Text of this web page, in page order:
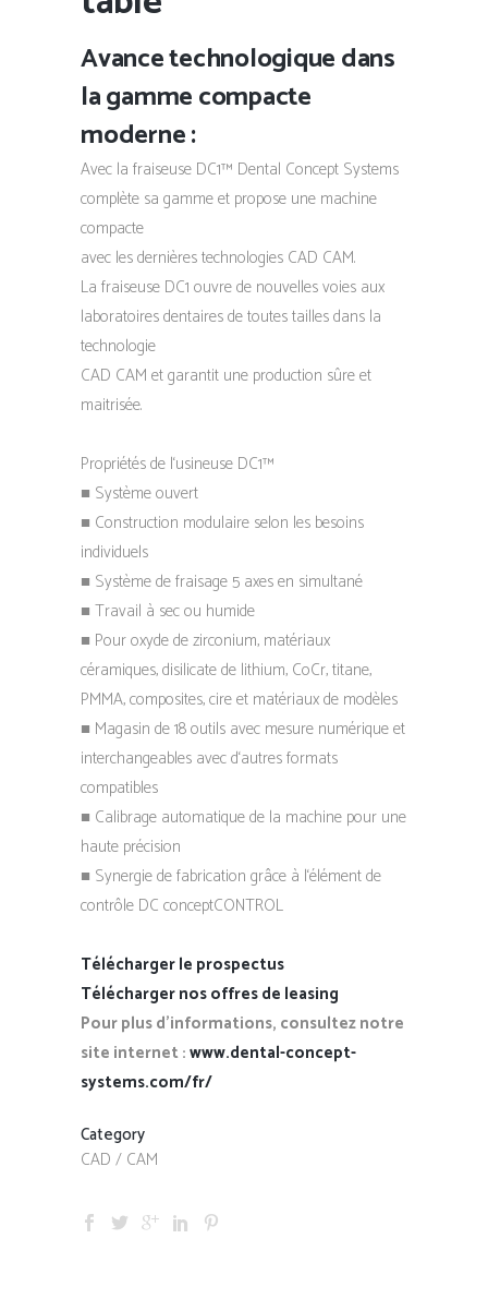
Avance technologique dans
la gamme compacte
moderne :
Avec la fraiseuse DC1™ Dental Concept Systems
complète sa gamme et propose une machine
compacte
avec les dernières technologies CAD CAM.
La fraiseuse DC1 ouvre de nouvelles voies aux
laboratoires dentaires de toutes tailles dans la
technologie
CAD CAM et garantit une production sûre et
maitrisée.
Propriétés de l‘usineuse DC1™
■ Système ouvert
■ Construction modulaire selon les besoins
individuels
■ Système de fraisage 5 axes en simultané
■ Travail à sec ou humide
■ Pour oxyde de zirconium, matériaux
céramiques, disilicate de lithium, CoCr, titane,
PMMA, composites, cire et matériaux de modèles
■ Magasin de 18 outils avec mesure numérique et
interchangeables avec d‘autres formats
compatibles
■ Calibrage automatique de la machine pour une
haute précision
■ Synergie de fabrication grâce à l‘élément de
contrôle DC conceptCONTROL
Télécharger le prospectus
Télécharger nos offres de leasing
Pour plus d’informations, consultez notre
site internet :www.dental-concept-
systems.com/fr/
Category
CAD / CAM